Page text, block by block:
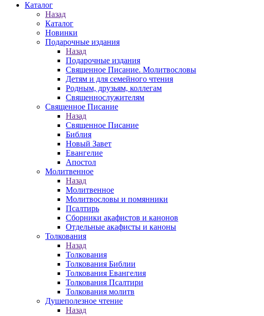
Каталог
Назад
Каталог
Новинки
Подарочные издания
Назад
Подарочные издания
Священное Писание. Молитвословы
Детям и для семейного чтения
Родным, друзьям, коллегам
Священнослужителям
Священное Писание
Назад
Священное Писание
Библия
Новый Завет
Евангелие
Апостол
Молитвенное
Назад
Молитвенное
Молитвословы и помянники
Псалтирь
Сборники акафистов и канонов
Отдельные акафисты и каноны
Толкования
Назад
Толкования
Толкования Библии
Толкования Евангелия
Толкования Псалтири
Толкования молитв
Душеполезное чтение
Назад